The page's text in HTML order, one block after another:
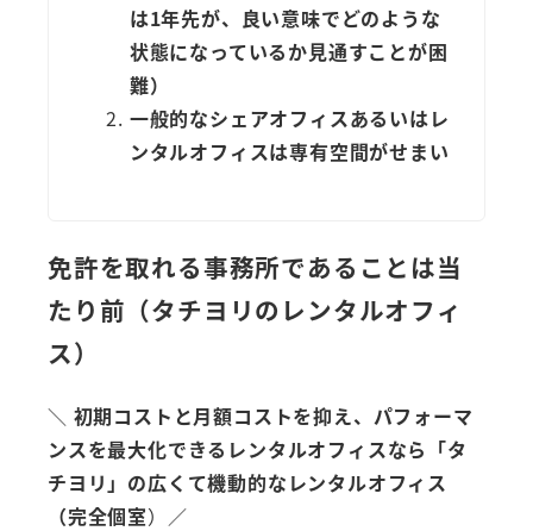
は1年先が、良い意味でどのような
状態になっているか見通すことが困
難）
一般的なシェアオフィスあるいはレ
ンタルオフィスは専有空間がせまい
免許を取れる事務所であることは当
たり前（タチヨリのレンタルオフィ
ス）
＼ 初期コストと月額コストを抑え、パフォーマ
ンスを最大化できるレンタルオフィスなら「タ
チヨリ」の広くて機動的なレンタルオフィス
（完全個室）／